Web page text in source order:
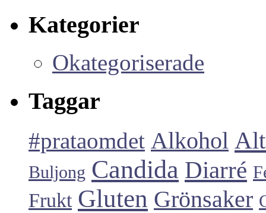
Kategorier
Okategoriserade
Taggar
#prataomdet Alkohol
Buljong Candida Diarré
Frukt Gluten Grönsaker